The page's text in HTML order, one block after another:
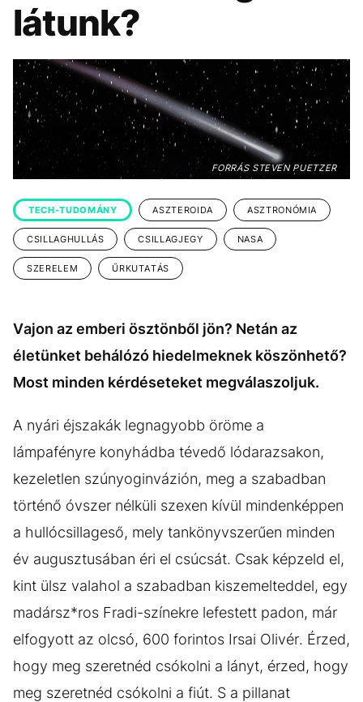
KÖZÉLET
ÉLETMÓD
BESZÉLGETÉSEK ARCOK
VIDEÓ TÖRTÉNETEK
GASZTRO
látunk?
FORRÁS STEVEN PUETZER
TECH-TUDOMÁNY ASZTEROIDA ASZTRONÓMIA
CSILLAGHULLÁS CSILLAGJEGY NASA
SZERELEM ŰRKUTATÁS
Vajon az emberi ösztönből jön? Netán az
életünket behálózó hiedelmeknek köszönhető?
Most minden kérdéseteket megválaszoljuk.
A nyári éjszakák legnagyobb öröme a
lámpafényre konyhádba tévedő lódarazsakon,
kezeletlen szúnyoginvázión, meg a szabadban
történő óvszer nélküli szexen kívül mindenképpen
a hullócsillageső, mely tankönyvszerűen minden
év augusztusában éri el csúcsát. Csak képzeld el,
kint ülsz valahol a szabadban kiszemelteddel, egy
madársz*ros Fradi-színekre lefestett padon, már
elfogyott az olcsó, 600 forintos Irsai Olivér. Érzed,
hogy meg szeretnéd csókolni a lányt, érzed, hogy
meg szeretnéd csókolni a fiút. S a pillanat